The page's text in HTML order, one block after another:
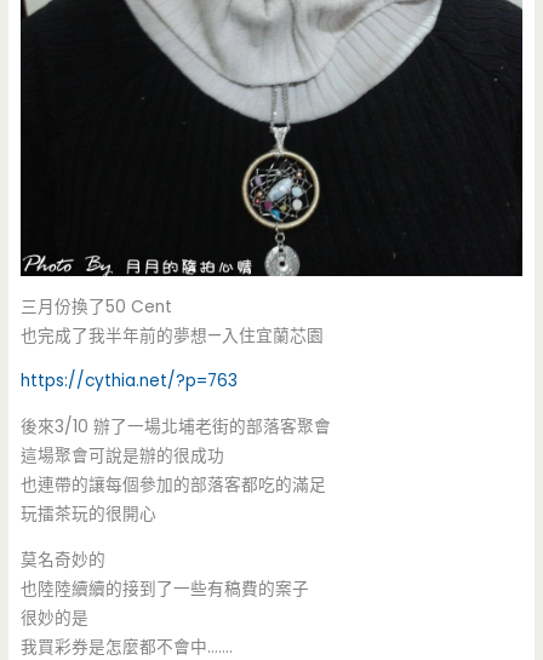
三月份換了50 Cent
也完成了我半年前的夢想—入住宜蘭芯園
https://cythia.net/?p=763
後來3/10 辦了一場北埔老街的部落客聚會
這場聚會可說是辦的很成功
也連帶的讓每個參加的部落客都吃的滿足
玩擂茶玩的很開心
莫名奇妙的
也陸陸續續的接到了一些有稿費的案子
很妙的是
我買彩券是怎麼都不會中…….